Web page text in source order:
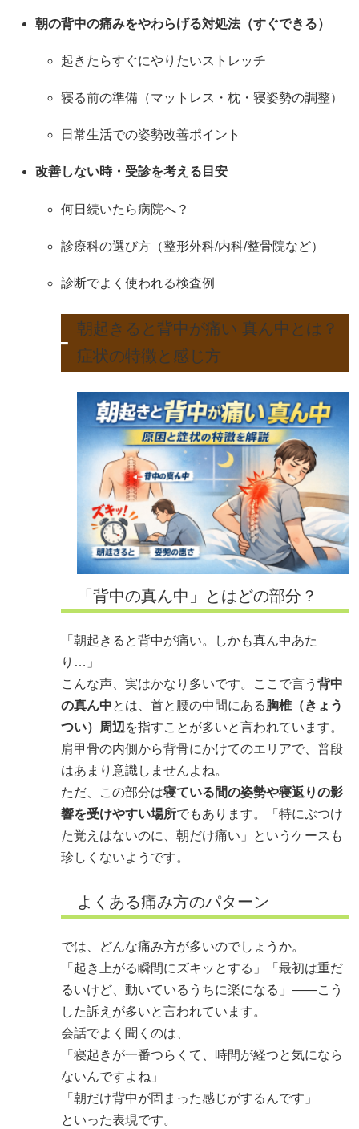
朝の背中の痛みをやわらげる対処法（すぐできる）
起きたらすぐにやりたいストレッチ
寝る前の準備（マットレス・枕・寝姿勢の調整）
日常生活での姿勢改善ポイント
改善しない時・受診を考える目安
何日続いたら病院へ？
診療科の選び方（整形外科/内科/整骨院など）
診断でよく使われる検査例
朝起きると背中が痛い 真ん中とは？
症状の特徴と感じ方
「背中の真ん中」とはどの部分？
「朝起きると背中が痛い。しかも真ん中あた
り…」
こんな声、実はかなり多いです。ここで言う 背中
の真ん中とは、首と腰の中間にある胸椎（きょう
つい）周辺を指すことが多いと言われています。
肩甲骨の内側から背骨にかけてのエリアで、普段
はあまり意識しませんよね。
ただ、この部分は寝ている間の姿勢や寝返りの影
響を受けやすい場所でもあります。「特にぶつけ
た覚えはないのに、朝だけ痛い」というケースも
珍しくないようです。
よくある痛み方のパターン
では、どんな痛み方が多いのでしょうか。
「起き上がる瞬間にズキッとする」「最初は重だ
るいけど、動いているうちに楽になる」――こう
した訴えが多いと言われています。
会話でよく聞くのは、
「寝起きが一番つらくて、時間が経つと気になら
ないんですよね」
「朝だけ背中が固まった感じがするんです」
といった表現です。